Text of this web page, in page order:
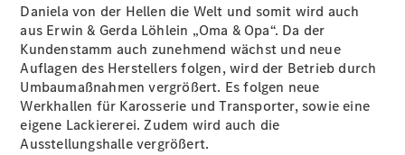
Übersicht
Junge
Sterne
Junge
Sterne -
elektrisch
Mercedes-
Daniela von der Hellen die Welt und somit wird auch
aus Erwin & Gerda Löhlein „Oma & Opa“. Da der
Kundenstamm auch zunehmend wächst und neue
Auflagen des Herstellers folgen, wird der Betrieb durch
Umbaumaßnahmen vergrößert. Es folgen neue
Werkhallen für Karosserie und Transporter, sowie eine
eigene Lackiererei. Zudem wird auch die
Ausstellungshalle vergrößert.